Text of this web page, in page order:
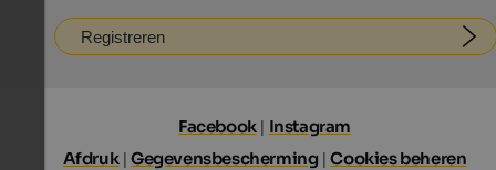
Registreren
Facebook | Instagram
Afdruk |Gegevensbescherming |Cookies beheren